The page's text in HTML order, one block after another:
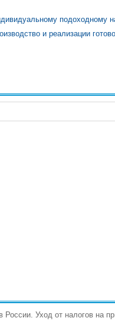
подоходному
и реализации
России. Уход от налогов на